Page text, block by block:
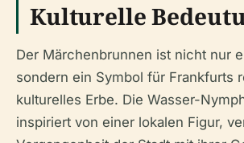
Kulturelle
Der Märchenbrunnen ist nicht nur
sondern ein Symbol für Frankfurts
kulturelles Erbe. Die Wasser-
inspiriert von einer lokalen Figur,